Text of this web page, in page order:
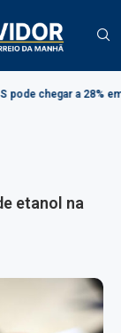
em 2033
etanol na